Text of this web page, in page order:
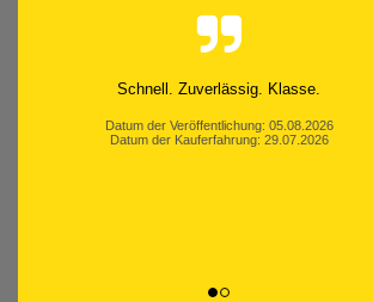
Schnell. Zuverlässig. Klasse.
Datum der Veröffentlichung: 05.08.2026
Datum der Kauferfahrung: 29.07.2026